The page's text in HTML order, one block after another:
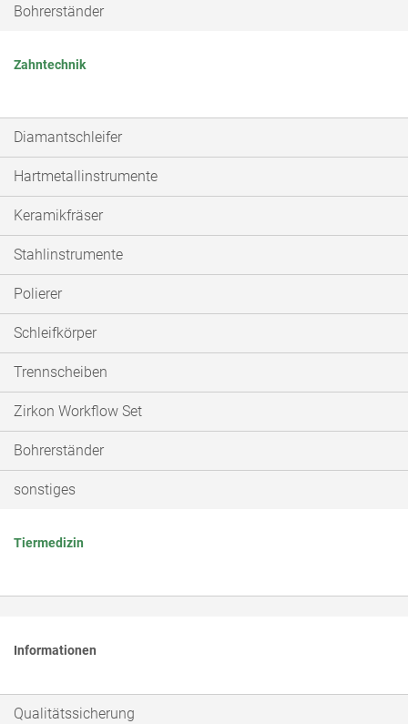
Bohrerständer
Zahntechnik
Diamantschleifer
Hartmetallinstrumente
Keramikfräser
Stahlinstrumente
Polierer
Schleifkörper
Trennscheiben
Zirkon Workflow Set
Bohrerständer
sonstiges
Tiermedizin
Informationen
Qualitätssicherung